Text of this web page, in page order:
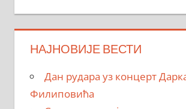
НАЈНОВИЈЕ ВЕСТИ
Дан рудара уз концерт
Филиповића